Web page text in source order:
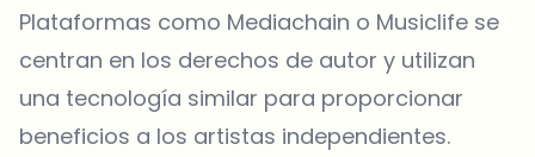
Plataformas como Mediachain o Musiclife se
centran en los derechos de autor y utilizan
una tecnología similar para proporcionar
beneficios a los artistas independientes.